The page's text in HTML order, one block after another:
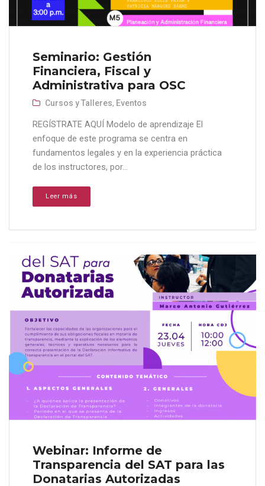
Seminario: Gestión
Financiera, Fiscal y
Administrativa para OSC
Cursos y Talleres, Eventos
REGÍSTRATE AQUÍ Modelo de aprendizaje El
enfoque de este programa se centra en
fundamentos legales y en la experiencia práctica
de los instructores, por...
Leer más
Webinar: Informe de
Transparencia del SAT para las
Donatarias Autorizadas